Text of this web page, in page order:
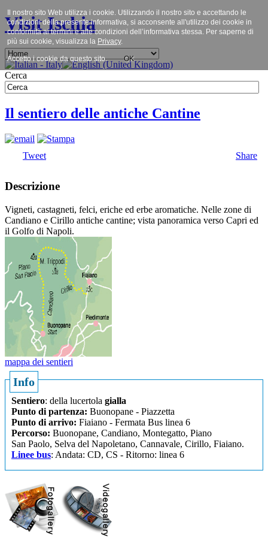
Visit Ischia
Cerca
Il sentiero delle antiche Cantine
Tweet Share
Descrizione
Vigneti, castagneti, felci, eriche ed erbe aromatiche. Nelle zone di
Candiano e Cirillo antiche cantine; vista panoramica verso Capri ed
il Golfo di Napoli.
mappa dei sentieri
Info
Sentiero: della lucertola gialla
Punto di partenza: Buonopane - Piazzetta
Punto di arrivo: Fiaiano - Fermata Bus linea 6
Percorso: Buonopane, Candiano, Montegatto, Piano
San Paolo, Selva del Napoletano, Cannavale, Cirillo, Fiaiano.
Linee bus: Andata: CD, CS - Ritorno: linea 6
Il nostro sito Web utilizza i cookie. Utilizzando il nostro sito e accettando le
condizioni della presente informativa, si acconsente all'utilizzo dei cookie in
conformità ai termini e alle condizioni dell’informativa stessa. Per saperne di
più sui cookie, visualizza la Privacy.
Accetto i cookie da questo sito. OK